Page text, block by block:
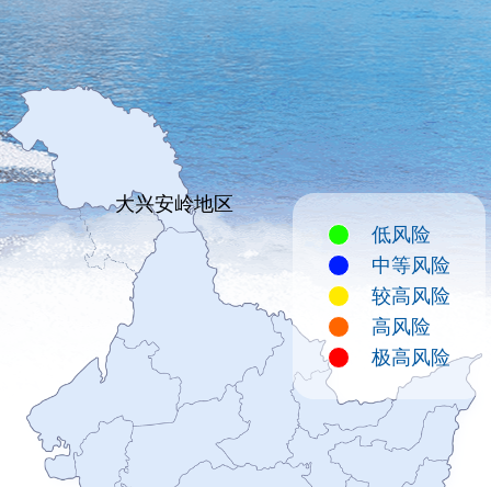
大兴安岭地区
低风险
中等风险
较高风险
高风险
极高风险